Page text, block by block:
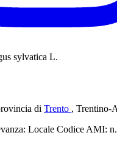
sylvatica L.
di Trento , Trentino-
Locale Codice AMI: